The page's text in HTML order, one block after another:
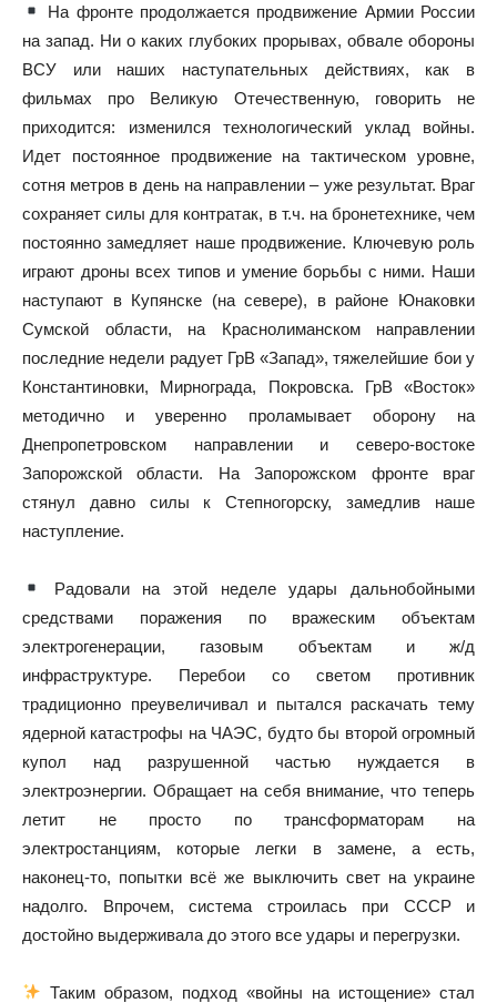
На фронте продолжается продвижение Армии России
на запад. Ни о каких глубоких прорывах, обвале обороны
ВСУ или наших наступательных действиях, как в
фильмах про Великую Отечественную, говорить не
приходится: изменился технологический уклад войны.
Идет постоянное продвижение на тактическом уровне,
сотня метров в день на направлении – уже результат. Враг
сохраняет силы для контратак, в т.ч. на бронетехнике, чем
постоянно замедляет наше продвижение. Ключевую роль
играют дроны всех типов и умение борьбы с ними. Наши
наступают в Купянске (на севере), в районе Юнаковки
Сумской области, на Краснолиманском направлении
последние недели радует ГрВ «Запад», тяжелейшие бои у
Константиновки, Мирнограда, Покровска. ГрВ «Восток»
методично и уверенно проламывает оборону на
Днепропетровском направлении и северо-востоке
Запорожской области. На Запорожском фронте враг
стянул давно силы к Степногорску, замедлив наше
наступление.
Радовали на этой неделе удары дальнобойными
средствами поражения по вражеским объектам
электрогенерации, газовым объектам и ж/д
инфраструктуре. Перебои со светом противник
традиционно преувеличивал и пытался раскачать тему
ядерной катастрофы на ЧАЭС, будто бы второй огромный
купол над разрушенной частью нуждается в
электроэнергии. Обращает на себя внимание, что теперь
летит не просто по трансформаторам на
электростанциям, которые легки в замене, а есть,
наконец-то, попытки всё же выключить свет на украине
надолго. Впрочем, система строилась при СССР и
достойно выдерживала до этого все удары и перегрузки.
Таким образом, подход «войны на истощение» стал